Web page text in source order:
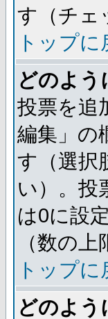
す（チェ
トップに
どのよう
投票を追
編集」の
す（選択
い）。投
は0に設
（数の
トップに
どのよう